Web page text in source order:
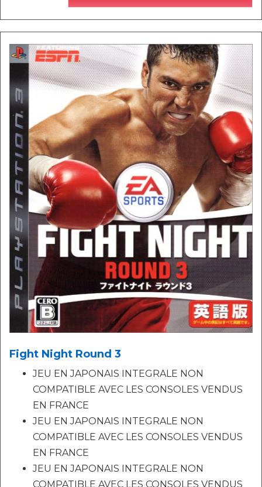
Fight Night Round 3
JEU EN JAPONAIS INTEGRALE NON
COMPATIBLE AVEC LES CONSOLES VENDUS
EN FRANCE
JEU EN JAPONAIS INTEGRALE NON
COMPATIBLE AVEC LES CONSOLES VENDUS
EN FRANCE
JEU EN JAPONAIS INTEGRALE NON
COMPATIBLE AVEC LES CONSOLES VENDUS